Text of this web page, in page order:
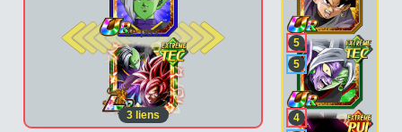
2e pos.
3 liens
5
5
4